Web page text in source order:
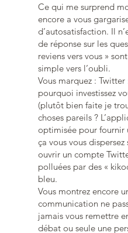
Ce qui me surprend
encore a vous
d’autosatisfaction. Il
de réponse sur les
reviens vers vous »
simple vers l’oubli.
Vous marquez :
pourquoi investissez
(plutôt bien faite je
choses pareils ?
optimisée pour fournir
ça vous vous
ouvrir un compte
polluées par des «
bleu.
Vous montrez encore
communication ne
jamais vous remettre
débat ou seule une